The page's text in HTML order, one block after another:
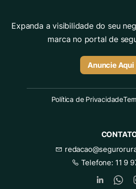
Expanda a visibilidade do seu
marca no portal de
Anuncie Aqui
Política de Privacidade
Telefone: 11 9